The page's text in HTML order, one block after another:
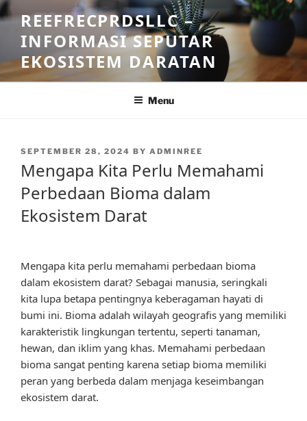
Skip
to
content
REEFRECPRDSLLC –
INFORMASI SEPUTAR
EKOSISTEM DARATAN
Menu
POSTED
SEPTEMBER 28, 2024 BY ADMINREE
Mengapa Kita Perlu Memahami
Perbedaan Bioma dalam
Ekosistem Darat
Mengapa kita perlu memahami perbedaan bioma
dalam ekosistem darat? Sebagai manusia, seringkali
kita lupa betapa pentingnya keberagaman hayati di
bumi ini. Bioma adalah wilayah geografis yang memiliki
karakteristik lingkungan tertentu, seperti tanaman,
hewan, dan iklim yang khas. Memahami perbedaan
bioma sangat penting karena setiap bioma memiliki
peran yang berbeda dalam menjaga keseimbangan
ekosistem darat.